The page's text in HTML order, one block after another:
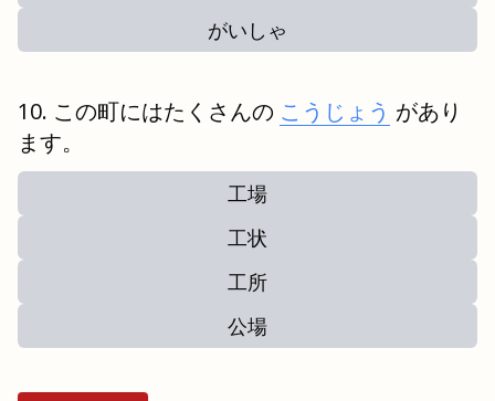
がいしゃ
この町にはたくさんの こうじょう があり
ます。
工場
工状
工所
公場